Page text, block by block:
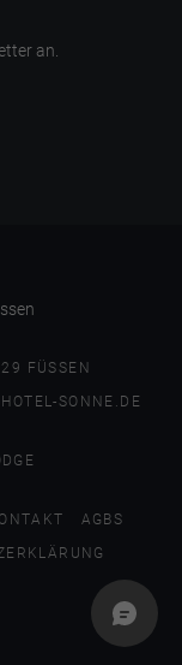
an.
FÜSSEN
SONNE.DE
AGBS